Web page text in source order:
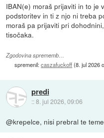
IBAN(e) moraš prijaviti in to je
podstoritev in ti z njo ni treba
moraš pa prijaviti pri
tisočaka.
Zgodovina sprememb…
spremenil:caszafuckoff(8. jul 2026
predi
::8. jul 2026, 09:06
@krepelce, nisi prebral te